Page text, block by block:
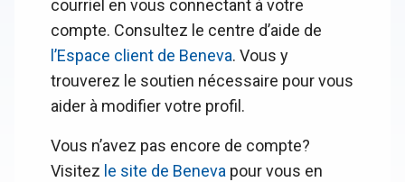
courriel en vous connectant à votre
compte. Consultez le centre d’aide de
l’Espace client de Beneva. Vous y
trouverez le soutien nécessaire pour vous
aider à modifier votre profil.
Vous n’avez pas encore de compte?
Visitez le site de Beneva pour vous en